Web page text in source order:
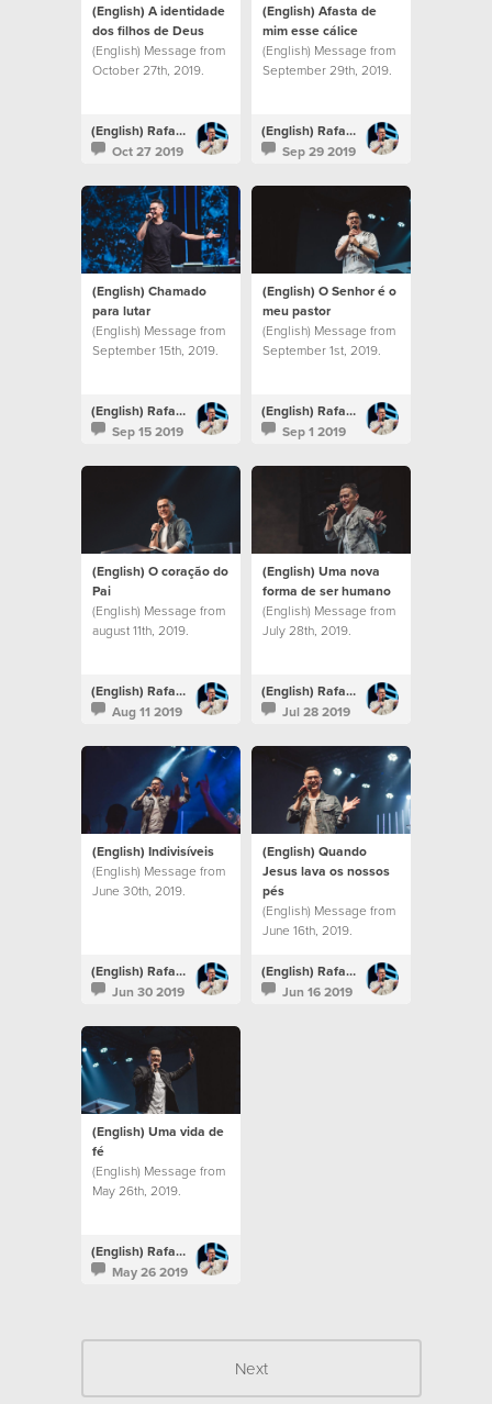
(English) A identidade
dos filhos de Deus
(English) Message from
October 27th, 2019.
(English) Rafael Bitencourt
Oct 27 2019
(English) Afasta de
mim esse cálice
(English) Message from
September 29th, 2019.
(English) Rafael Bitencourt
Sep 29 2019
(English) Chamado
para lutar
(English) Message from
September 15th, 2019.
(English) Rafael Bitencourt
Sep 15 2019
(English) O Senhor é o
meu pastor
(English) Message from
September 1st, 2019.
(English) Rafael Bitencourt
Sep 1 2019
(English) O coração do
Pai
(English) Message from
august 11th, 2019.
(English) Rafael Bitencourt
Aug 11 2019
(English) Uma nova
forma de ser humano
(English) Message from
July 28th, 2019.
(English) Rafael Bitencourt
Jul 28 2019
(English) Indivisíveis
(English) Message from
June 30th, 2019.
(English) Rafael Bitencourt
Jun 30 2019
(English) Quando
Jesus lava os nossos
pés
(English) Message from
June 16th, 2019.
(English) Rafael Bitencourt
Jun 16 2019
(English) Uma vida de
fé
(English) Message from
May 26th, 2019.
(English) Rafael Bitencourt
May 26 2019
Next